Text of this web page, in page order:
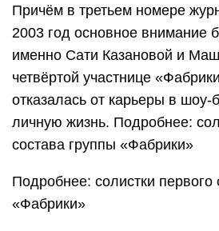
Причём в третьем номере
2003 год основное внимание
именно Сати Казановой и
четвёртой участнице
отказалась от карьеры в шоу-
личную жизнь. Подробнее:
состава группы «Фабрики»
Подробнее: солистки первого
«Фабрики»